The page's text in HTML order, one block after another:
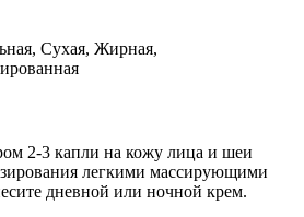
Сухая, Жирная,
2-3 капли на кожу лица и шеи
легкими массирующими
дневной или ночной крем.